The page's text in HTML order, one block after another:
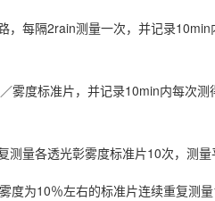
每隔2rain测量一次，并记录
度标准片，并记录10min内每次
量各透光彰雾度标准片10次，测量
为10％左右的标准片连续重复测